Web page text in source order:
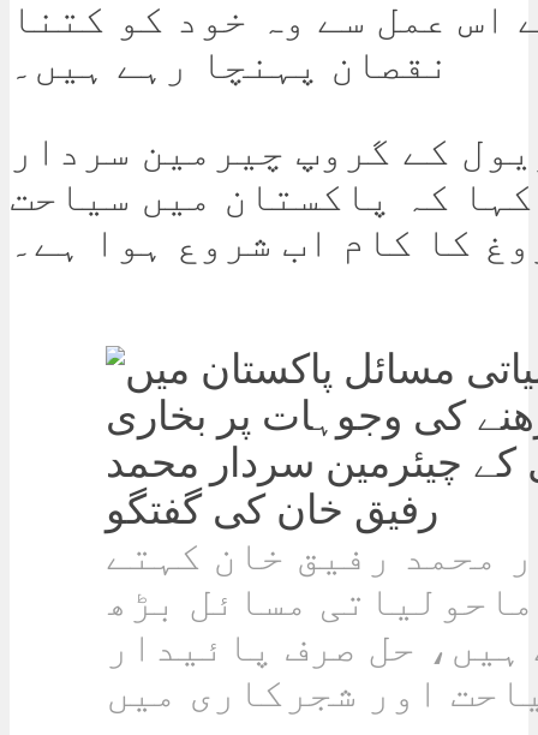
اس عمل سے وہ خود کو کتنا
نقصان پہنچا رہے ہیں۔
کے گروپ چیرمین سردار
کہ پاکستان میں سیاحت
کا کام اب شروع ہوا ہے۔
محمد رفیق خان کہتے
مسائل بڑھ
ہیں، حل صرف پائیدار
اور شجرکاری میں